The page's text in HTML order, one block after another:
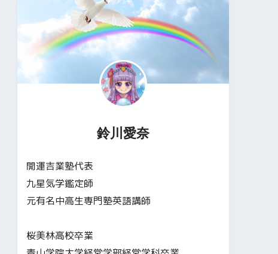
鈴川愛奈
開運吉業塾代表
九星気学鑑定師
元有名中高生専門塾英語講師
桜美林高校卒業